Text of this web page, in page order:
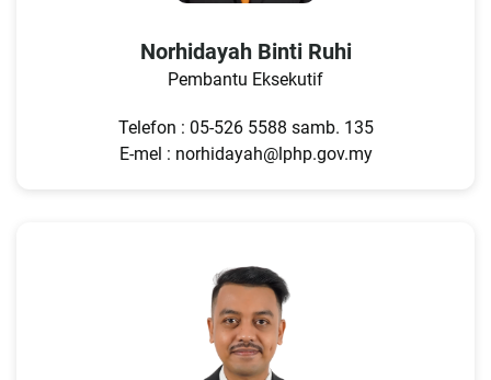
Norhidayah Binti Ruhi
Pembantu Eksekutif
Telefon : 05-526 5588 samb. 135
E-mel : norhidayah@lphp.gov.my